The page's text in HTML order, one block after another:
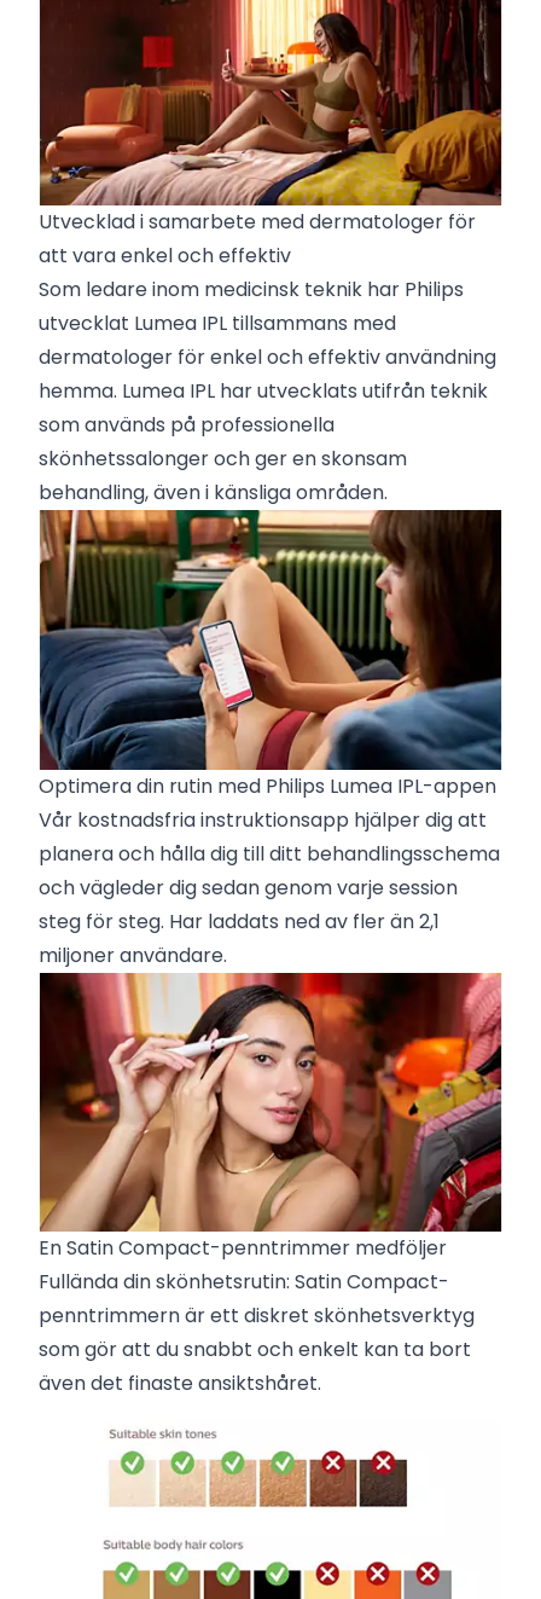
Utvecklad i samarbete med dermatologer för
att vara enkel och effektiv
Som ledare inom medicinsk teknik har Philips
utvecklat Lumea IPL tillsammans med
dermatologer för enkel och effektiv användning
hemma. Lumea IPL har utvecklats utifrån teknik
som används på professionella
skönhetssalonger och ger en skonsam
behandling, även i känsliga områden.
Optimera din rutin med Philips Lumea IPL-appen
Vår kostnadsfria instruktionsapp hjälper dig att
planera och hålla dig till ditt behandlingsschema
och vägleder dig sedan genom varje session
steg för steg. Har laddats ned av fler än 2,1
miljoner användare.
En Satin Compact-penntrimmer medföljer
Fullända din skönhetsrutin: Satin Compact-
penntrimmern är ett diskret skönhetsverktyg
som gör att du snabbt och enkelt kan ta bort
även det finaste ansiktshåret.